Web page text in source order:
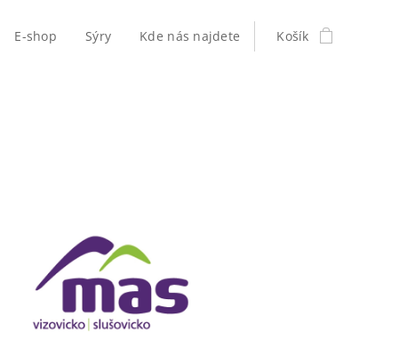
E-shop Sýry Kde nás najdete Košík